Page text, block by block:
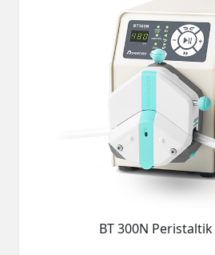
BT 300N